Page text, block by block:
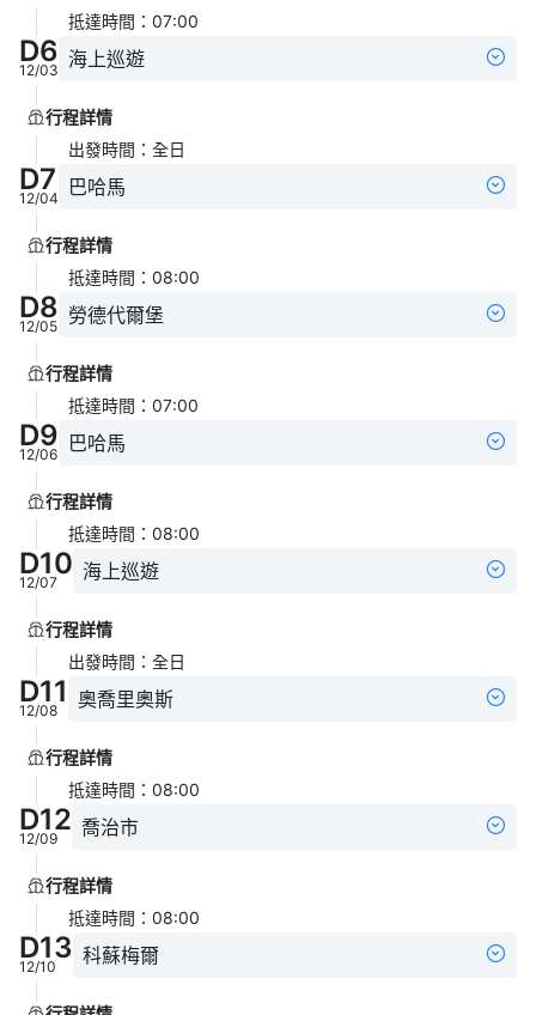
抵達時間 ： 07:00
D6
12/03 海上巡遊
行程詳情
出發時間 ： 全日
D7
12/04 巴哈馬
行程詳情
抵達時間 ： 08:00
D8
12/05 勞德代爾堡
行程詳情
抵達時間 ： 07:00
D9
12/06 巴哈馬
行程詳情
抵達時間 ： 08:00
D10
12/07 海上巡遊
行程詳情
出發時間 ： 全日
D11
12/08 奧喬里奧斯
行程詳情
抵達時間 ： 08:00
D12
12/09 喬治市
行程詳情
抵達時間 ： 08:00
D13
12/10 科蘇梅爾